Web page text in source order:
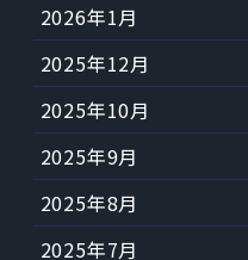
2026年1月
2025年12月
2025年10月
2025年9月
2025年8月
2025年7月